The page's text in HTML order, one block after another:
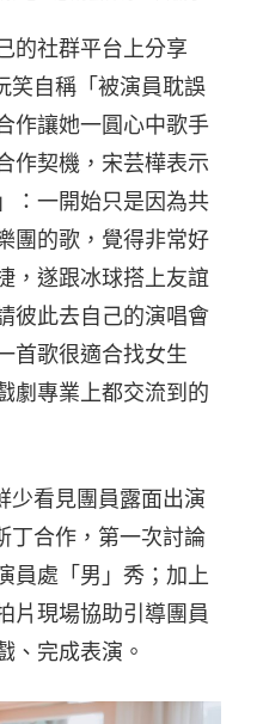
的社群平台上分享
笑自稱「被演員耽誤
作讓她一圓心中歌手
作契機，宋芸樺表示
：一開始只是因為共
團的歌，覺得非常好
，遂跟冰球搭上友誼
彼此去自己的演唱會
首歌很適合找女生
劇專業上都交流到的
少看見團員露面出演
丁合作，第一次討論
員處「男」秀；加上
片現場協助引導團員
、完成表演。